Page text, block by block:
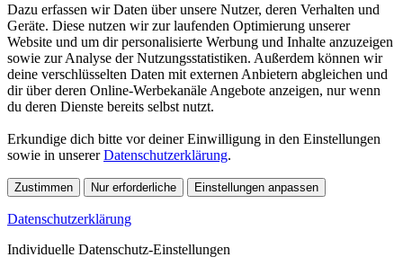
Dazu erfassen wir Daten über unsere Nutzer, deren Verhalten und
Geräte. Diese nutzen wir zur laufenden Optimierung unserer
Website und um dir personalisierte Werbung und Inhalte anzuzeigen
sowie zur Analyse der Nutzungsstatistiken. Außerdem können wir
deine verschlüsselten Daten mit externen Anbietern abgleichen und
dir über deren Online-Werbekanäle Angebote anzeigen, nur wenn
du deren Dienste bereits selbst nutzt.
Erkundige dich bitte vor deiner Einwilligung in den Einstellungen
sowie in unsererDatenschutzerklärung.
Zustimmen Nur erforderliche Einstellungen anpassen
Datenschutzerklärung
Individuelle Datenschutz-Einstellungen